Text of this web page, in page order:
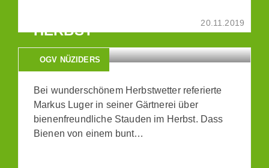
20.11.2019
HERBST
OGV NÜZIDERS
Bei wunderschönem Herbstwetter referierte
Markus Luger in seiner Gärtnerei über
bienenfreundliche Stauden im Herbst. Dass
Bienen von einem bunt…